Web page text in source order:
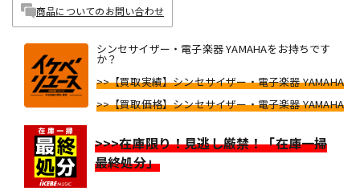
商品についてのお問い合わせ
シンセサイザー・電子楽器 YAMAHAをお持ちです
か？
>>【買取実績】シンセサイザー・電子楽器 YAMAHA
>>【買取価格】シンセサイザー・電子楽器 YAMAHA
>>>在庫限り！見逃し厳禁！「在庫一掃
最終処分」